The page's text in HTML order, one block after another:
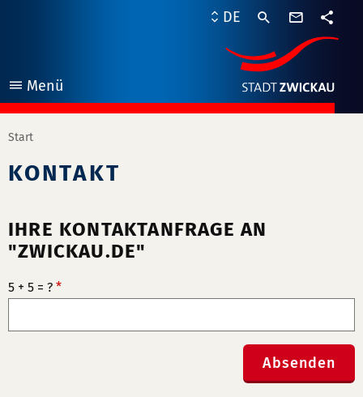
Menü
öffnen
DE
Start
KONTAKT
IHRE KONTAKTANFRAGE AN
"ZWICKAU.DE"
5 + 5 = ? *
Absenden